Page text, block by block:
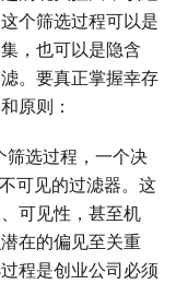
个筛选过程可以是
，也可以是隐含
。要真正掌握幸存
原则：
筛选过程，一个决
可见的过滤器。这
可见性，甚至机
在的偏见至关重
程是创业公司必须